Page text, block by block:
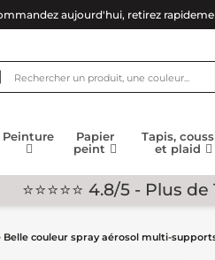
aujourd'hui, retirez
Peinture
Papier
peint
Tapis,
et plaid
⭐⭐⭐⭐⭐ 4.8/5 - Plus
couleur spray aérosol multi-